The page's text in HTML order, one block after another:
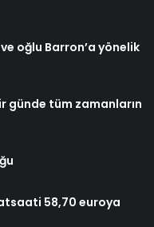
oğlu Barron’a yönelik
günde tüm zamanların
58,70 euroya